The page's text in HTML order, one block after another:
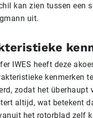
kan zien tussen een
uit.
IWES heeft deze
kenmerken
zodat het überhaupt
altijd, wat betekent
het rotorblad zelf